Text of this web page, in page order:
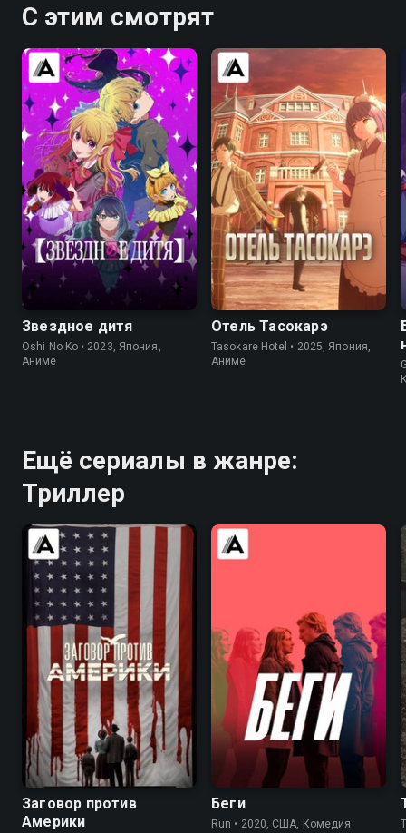
С этим смотрят
8.5
Звездное дитя
Oshi No Ko • 2023, Япония,
Аниме
7.9 6.6
Отель Тасокарэ
Tasokare Hotel • 2025, Япония,
Аниме
Ещё сериалы в жанре:
Триллер
6.7 7.3
Заговор против
Америки
6.5 6.2
Беги
Run • 2020, США, Комедия